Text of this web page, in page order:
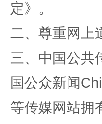
解纷+调解+退费，一
定》。
二、尊重网上
三、中国公共
国公众新闻
等传媒网站拥